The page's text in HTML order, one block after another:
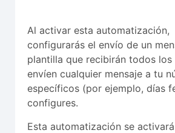
Al activar esta automatización,
configurarás el envío de un
plantilla que recibirán todos los
envíen cualquier mensaje a tu
específicos (por ejemplo, días
configures.
Esta automatización se